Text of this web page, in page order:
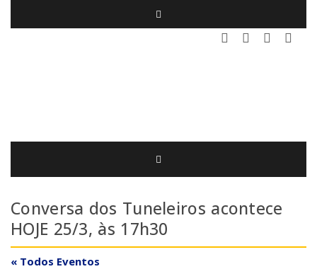
Conversa dos Tuneleiros acontece
HOJE 25/3, às 17h30
« Todos Eventos